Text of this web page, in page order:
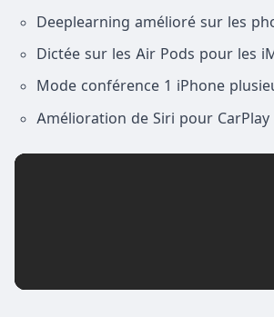
Deeplearning amélioré sur les
Dictée sur les Air Pods pour les
Mode conférence 1 iPhone
Amélioration de Siri pour CarPlay